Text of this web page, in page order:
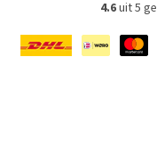
4.6uit 5